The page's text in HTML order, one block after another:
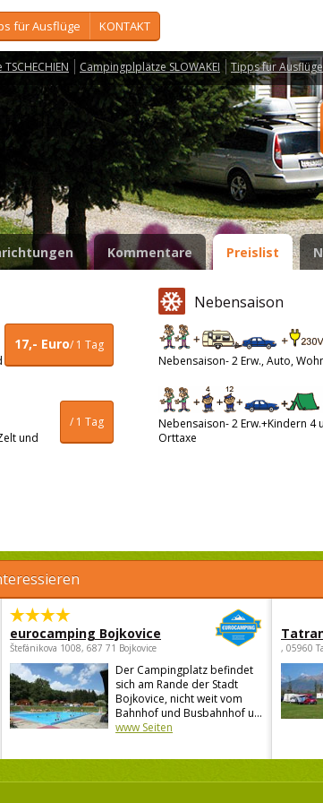
für Ausflüge KONTAKT
Campingplplätze SLOWAKEI Tipps für Ausflüge
Kommentare Preislist
17,- Euro/ 1 Tag
/ 1 Tag
und
Nebensaison
Nebensaison- 2 Erw., Auto,
Nebensaison- 2 Erw.+Kindern 4
Orttaxe
eurocamping Bojkovice
Štefánikova 1008, 687 71 Bojkovice
Der Campingplatz befindet
sich am Rande der Stadt
Bojkovice, nicht weit vom
Bahnhof und Busbahnhof u...
www Seiten
, 05960